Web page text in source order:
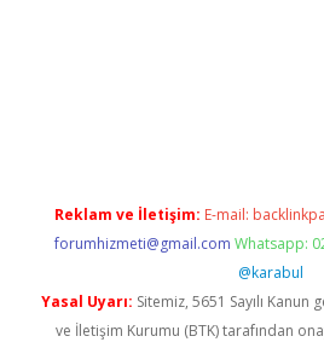
Reklam ve İletişim: E-mail:
forumhizmeti@gmail.com Whatsapp:
@karabul
Yasal Uyarı: Sitemiz, 5651 Sayılı
ve İletişim Kurumu (BTK) tarafından